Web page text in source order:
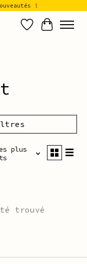
!
Liste de
Panier
plus
trouvé